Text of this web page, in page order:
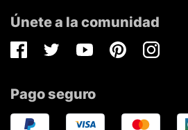
Únete a la comunidad
FacebookTwitterYoutubePinterestInstagram
Pago seguro